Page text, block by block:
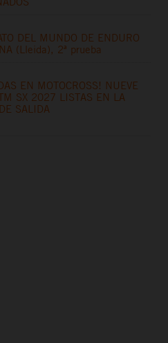
DEL MUNDO DE ENDURO
(Lleida), 2ª prueba
EN MOTOCROSS! NUEVE
SX 2027 LISTAS EN LA
SALIDA